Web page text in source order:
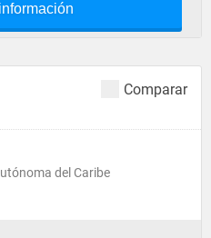
Comparar
del Caribe